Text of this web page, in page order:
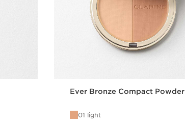
Ever Bronze Compact Powder
01 light